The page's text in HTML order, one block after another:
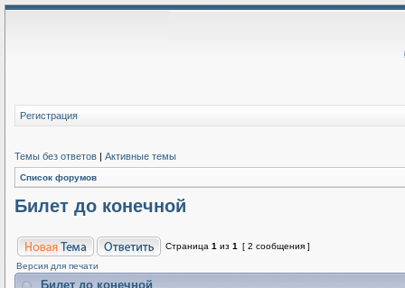
Регистрация
Темы без ответов | Активные темы
Список форумов
Билет до конечной
Страница 1 из 1
[ 2 сообщения ]
Версия для печати
Билет до конечной